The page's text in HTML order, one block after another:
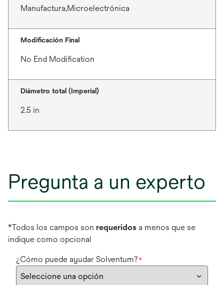
Manufactura,Microelectrónica
Modificación Final
No End Modification
Diámetro total (Imperial)
2.5 in
Pregunta a un experto
*Todos los campos son requeridos a menos que se
indique como opcional
¿Cómo puede ayudar Solventum? *